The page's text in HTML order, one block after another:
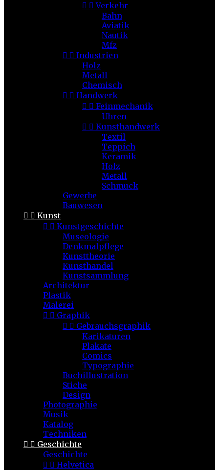
  Verkehr
Bahn
Aviatik
Nautik
Mfz
  Industrien
Holz
Metall
Chemisch
  Handwerk
  Feinmechanik
Uhren
  Kunsthandwerk
Textil
Teppich
Keramik
Holz
Metall
Schmuck
Gewerbe
Bauwesen
  Kunst
  Kunstgeschichte
Museologie
Denkmalpflege
Kunsttheorie
Kunsthandel
Kunstsammlung
Architektur
Plastik
Malerei
  Graphik
  Gebrauchsgraphik
Karikaturen
Plakate
Comics
Typographie
Buchillustration
Stiche
Design
Photographie
Musik
Katalog
Techniken
  Geschichte
Geschichte
  Helvetica